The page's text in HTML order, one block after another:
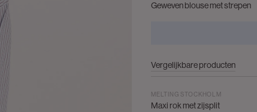
Geweven blouse met strepen
Vergelijkbare producten
MELTING STOCKHOLM
Maxi rok met zijsplit